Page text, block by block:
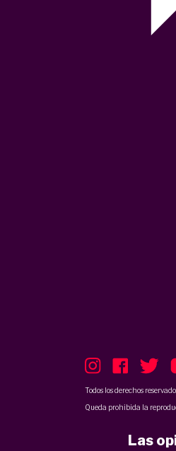
Todos los derechos
Queda prohibida la
Las